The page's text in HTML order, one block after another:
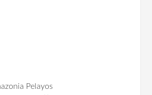
Pelayos